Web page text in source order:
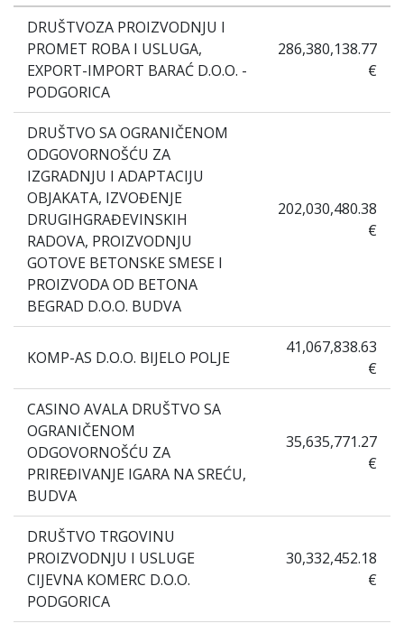
DRUŠTVOZA PROIZVODNJU I
PROMET ROBA I USLUGA,
EXPORT-IMPORT BARAĆ D.O.O. -
PODGORICA
286,380,138.77
€
DRUŠTVO SA OGRANIČENOM
ODGOVORNOŠĆU ZA
IZGRADNJU I ADAPTACIJU
OBJAKATA, IZVOĐENJE
DRUGIHGRAĐEVINSKIH
RADOVA, PROIZVODNJU
GOTOVE BETONSKE SMESE I
PROIZVODA OD BETONA
BEGRAD D.O.O. BUDVA
202,030,480.38
€
KOMP-AS D.O.O. BIJELO POLJE
41,067,838.63
€
CASINO AVALA DRUŠTVO SA
OGRANIČENOM
ODGOVORNOŠĆU ZA
PRIREĐIVANJE IGARA NA SREĆU,
BUDVA
35,635,771.27
€
DRUŠTVO TRGOVINU
PROIZVODNJU I USLUGE
CIJEVNA KOMERC D.O.O.
PODGORICA
30,332,452.18
€